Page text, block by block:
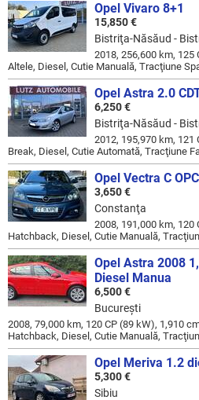
Opel Vivaro 8+1
15,850 €
Bistriţa-Năsăud -
2018, 256,600 km, 125
Altele, Diesel, Cutie Manuală, Tracţiune
Opel Astra 2.0
6,250 €
Bistriţa-Năsăud -
2012, 195,970 km, 121
Break, Diesel, Cutie Automată, Tracţiune
Opel Vectra C OPC
3,650 €
Constanţa
2008, 191,000 km, 120
Hatchback, Diesel, Cutie Manuală,
Opel Astra 2008
Diesel Manua
6,500 €
Bucureşti
2008, 79,000 km, 120 CP (89 kW), 1,910
Hatchback, Diesel, Cutie Manuală,
Opel Meriva 1.2
5,300 €
Sibiu